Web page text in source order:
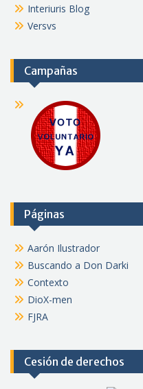
Interiuris Blog
Versvs
Campañas
Páginas
Aarón Ilustrador
Buscando a Don Darki
Contexto
DioX-men
FJRA
Cesión de derechos